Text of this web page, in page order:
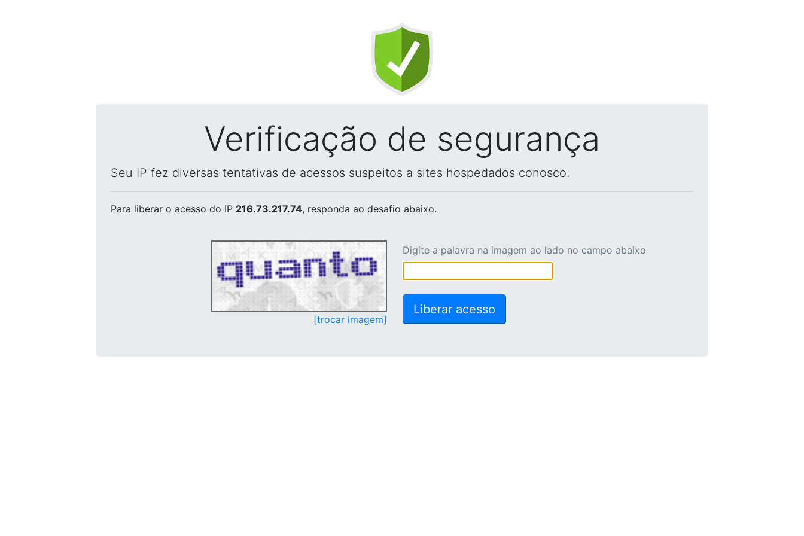
Verificação de segurança
Seu IP fez diversas tentativas de acessos suspeitos a sites hospedados conosco.
Para liberar o acesso do IP 216.73.217.74, responda ao desafio abaixo.
[trocar imagem]
Digite a palavra na imagem ao lado no campo abaixo